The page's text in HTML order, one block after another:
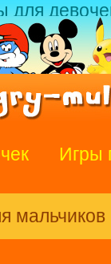
для
Игры
мальчиков